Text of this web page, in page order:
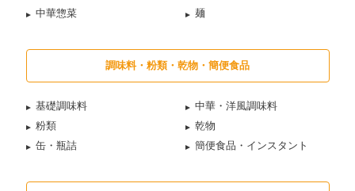
中華惣菜
麺
調味料・粉類・乾物・簡便食品
基礎調味料
中華・洋風調味料
粉類
乾物
缶・瓶詰
簡便食品・インスタント